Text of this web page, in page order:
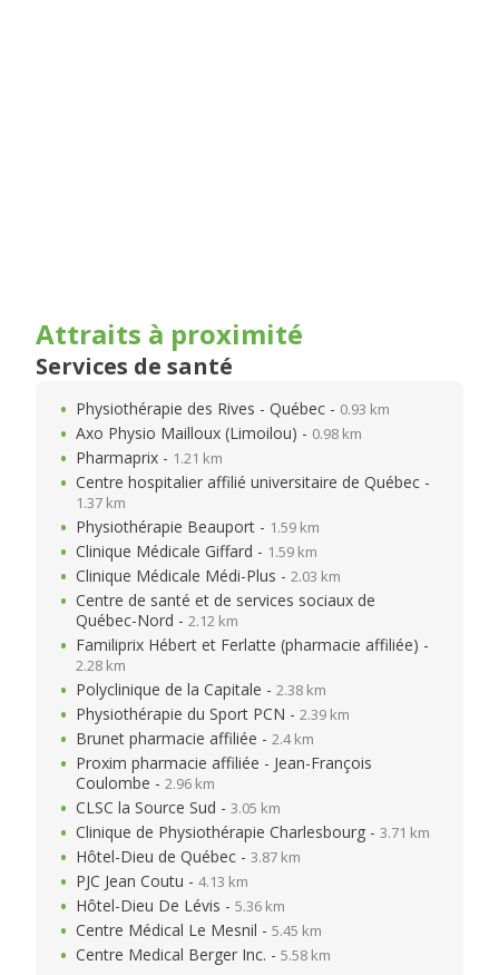
Attraits à proximité
Services de santé
Physiothérapie des Rives - Québec - 0.93 km
Axo Physio Mailloux (Limoilou) - 0.98 km
Pharmaprix - 1.21 km
Centre hospitalier affilié universitaire de Québec -
1.37 km
Physiothérapie Beauport - 1.59 km
Clinique Médicale Giffard - 1.59 km
Clinique Médicale Médi-Plus - 2.03 km
Centre de santé et de services sociaux de
Québec-Nord - 2.12 km
Familiprix Hébert et Ferlatte (pharmacie affiliée) -
2.28 km
Polyclinique de la Capitale - 2.38 km
Physiothérapie du Sport PCN - 2.39 km
Brunet pharmacie affiliée - 2.4 km
Proxim pharmacie affiliée - Jean-François
Coulombe - 2.96 km
CLSC la Source Sud - 3.05 km
Clinique de Physiothérapie Charlesbourg - 3.71 km
Hôtel-Dieu de Québec - 3.87 km
PJC Jean Coutu - 4.13 km
Hôtel-Dieu De Lévis - 5.36 km
Centre Médical Le Mesnil - 5.45 km
Centre Medical Berger Inc. - 5.58 km